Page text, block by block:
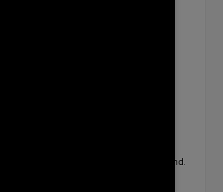
száll a dalunk.
ránk! Itt vagyunk!
ránk!
És csodáljuk égi erőd.
nekünk. Térdre hullunk színed előtt.
és nagy, Változatlan egy Úr vagy.
áld. Angyalének szárnyal feléd.
Néked mondja dicséretét.
"Szent, szent, szent!" – azt zengi mind.
Téged dicsér szolgálatunk.